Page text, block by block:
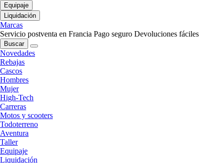
Equipaje
Liquidación
Marcas
Servicio postventa en Francia Pago seguro Devoluciones fáciles
Buscar
Novedades
Rebajas
Cascos
Hombres
Mujer
High-Tech
Carreras
Motos y scooters
Todoterreno
Aventura
Taller
Equipaje
Liquidación